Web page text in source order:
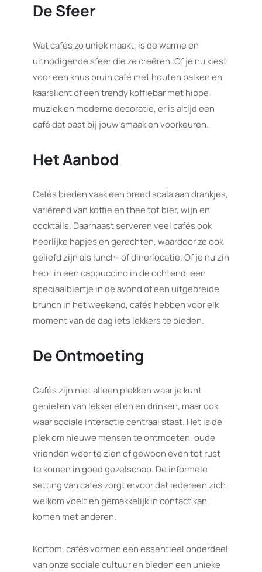
De Sfeer
Wat cafés zo uniek maakt, is de warme en
uitnodigende sfeer die ze creëren. Of je nu kiest
voor een knus bruin café met houten balken en
kaarslicht of een trendy koffiebar met hippe
muziek en moderne decoratie, er is altijd een
café dat past bij jouw smaak en voorkeuren.
Het Aanbod
Cafés bieden vaak een breed scala aan drankjes,
variërend van koffie en thee tot bier, wijn en
cocktails. Daarnaast serveren veel cafés ook
heerlijke hapjes en gerechten, waardoor ze ook
geliefd zijn als lunch- of dinerlocatie. Of je nu zin
hebt in een cappuccino in de ochtend, een
speciaalbiertje in de avond of een uitgebreide
brunch in het weekend, cafés hebben voor elk
moment van de dag iets lekkers te bieden.
De Ontmoeting
Cafés zijn niet alleen plekken waar je kunt
genieten van lekker eten en drinken, maar ook
waar sociale interactie centraal staat. Het is dé
plek om nieuwe mensen te ontmoeten, oude
vrienden weer te zien of gewoon even tot rust
te komen in goed gezelschap. De informele
setting van cafés zorgt ervoor dat iedereen zich
welkom voelt en gemakkelijk in contact kan
komen met anderen.
Kortom, cafés vormen een essentieel onderdeel
van onze sociale cultuur en bieden een unieke